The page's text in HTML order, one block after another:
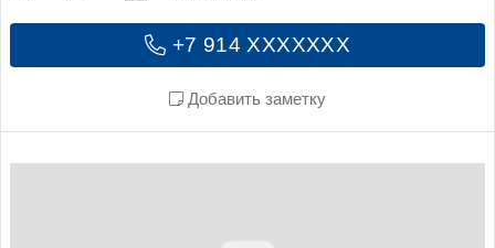
+7 914 XXXXXXX
Добавить заметку